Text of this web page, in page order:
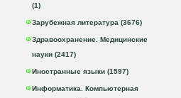
(1)
Зарубежная литература (3676)
Здравоохранение. Медицинские
науки (2417)
Иностранные языки (1597)
Информатика. Компьютерная